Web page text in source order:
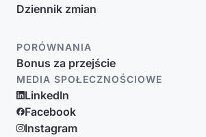
Dziennik zmian
PORÓWNANIA
Bonus za przejście
MEDIA SPOŁECZNOŚCIOWE
LinkedIn
Facebook
Instagram